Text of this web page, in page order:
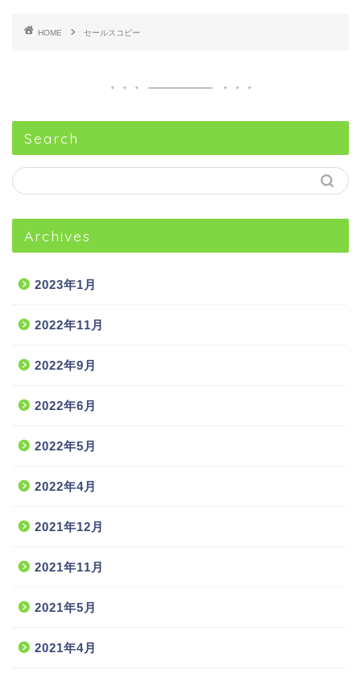
HOME セールスコピー
Search
Archives
2023年1月
2022年11月
2022年9月
2022年6月
2022年5月
2022年4月
2021年12月
2021年11月
2021年5月
2021年4月